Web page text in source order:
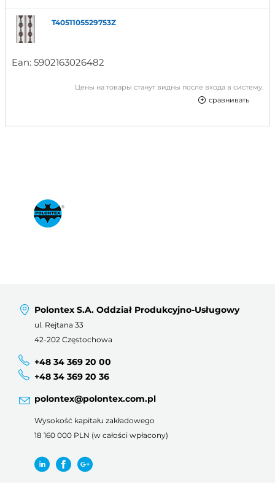
T4051105529753Z
Ean: 5902163026482
Цены на товары станут видны после входа в систему.
сравнивать
Polontex S.A. Oddział Produkcyjno-Usługowy
ul. Rejtana 33
42-202 Częstochowa
+48 34 369 20 00
+48 34 369 20 36
polontex@polontex.com.pl
Wysokość kapitału zakładowego
18 160 000 PLN (w całości wpłacony)